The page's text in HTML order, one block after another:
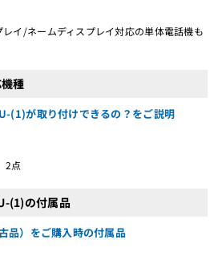
イ/ネームディスプレイ対応の単体電話機も
種
(1)が取り付けできるの？をご説明
2点
(1)の付属品
品）をご購入時の付属品